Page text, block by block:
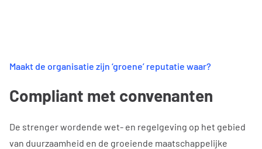
Maakt de organisatie zijn ‘groene’ reputatie waar?
Compliant met convenanten
De strenger wordende wet- en regelgeving op het gebied
van duurzaamheid en de groeiende maatschappelijke